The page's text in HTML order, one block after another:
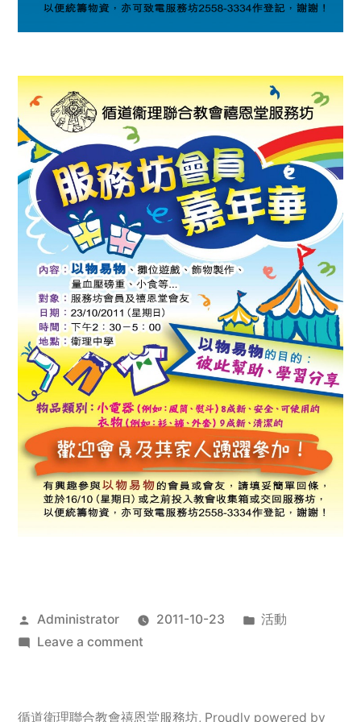
Posted
by
Administrator 2011-10-23
Posted
活動
Leave a commenton
服
循道衛理聯合教會禧恩堂服務坊, Proudly powered by